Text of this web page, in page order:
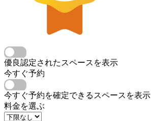
優良認定されたスペースを表示
今すぐ予約
今すぐ予約を確定できるスペースを表示
料金を選ぶ